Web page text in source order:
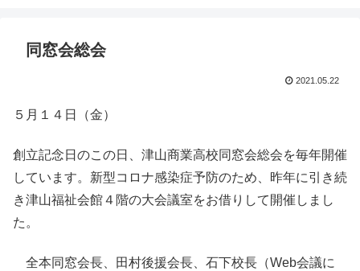
同窓会総会
2021.05.22
５月１４日（金）
創立記念日のこの日、津山商業高校同窓会総会を毎年開催
しています。新型コロナ感染症予防のため、昨年に引き続
き津山福祉会館４階の大会議室をお借りして開催しまし
た。
全本同窓会長、田村後援会長、石下校長（Web会議に